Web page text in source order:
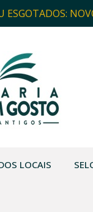
ESGOTADOS:
LOCAIS